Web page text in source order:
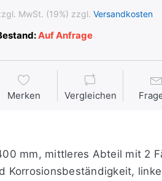
MwSt. (19%) zzgl. Versandkosten
Auf Anfrage
Merken Vergleichen
mm, mittleres Abteil mit 2
Korrosionsbeständigkeit,